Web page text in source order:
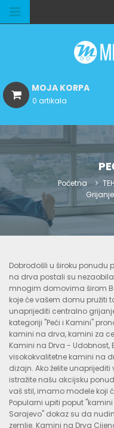
MOJA KORPA
0 artikala
Početna
Grijanje
Dobrodošli u široku ponudu
na drva postali su
mnogim domovima širom
koje će vašem domu pružiti
unaprijediti centralno
kategoriji "Peći i Kamini"
kamini na drva, kamini za
Kamini na Drva - Udobnost,
visokokvalitetne kamini na
dizajn. Ako želite
istražite našu akcijsku
vaš stil, imamo modele koji
Popularni upiti poput
Sarajevo" dokaz su da
zemlje. Kamini na Drva